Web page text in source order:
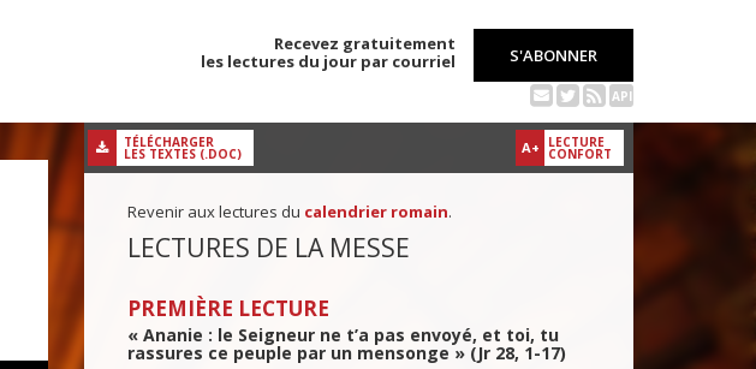
Recevez gratuitement
les lectures du jour par courriel
S'ABONNER
API
A+ LECTURE
CONFORT
TÉLÉCHARGER
LES TEXTES (.DOC)
Revenir aux lectures du calendrier romain.
LECTURES DE LA MESSE
PREMIÈRE LECTURE
« Ananie : le Seigneur ne t’a pas envoyé, et toi, tu
rassures ce peuple par un mensonge » (Jr 28, 1-17)